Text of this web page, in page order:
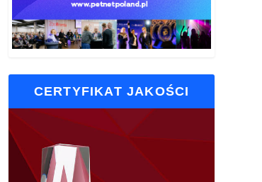
CERTYFIKAT JAKOŚCI